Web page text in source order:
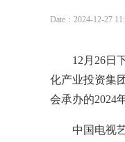
Date：2024-12-27
12月26日下
化产业投资集
会承办的2024
中国电视艺